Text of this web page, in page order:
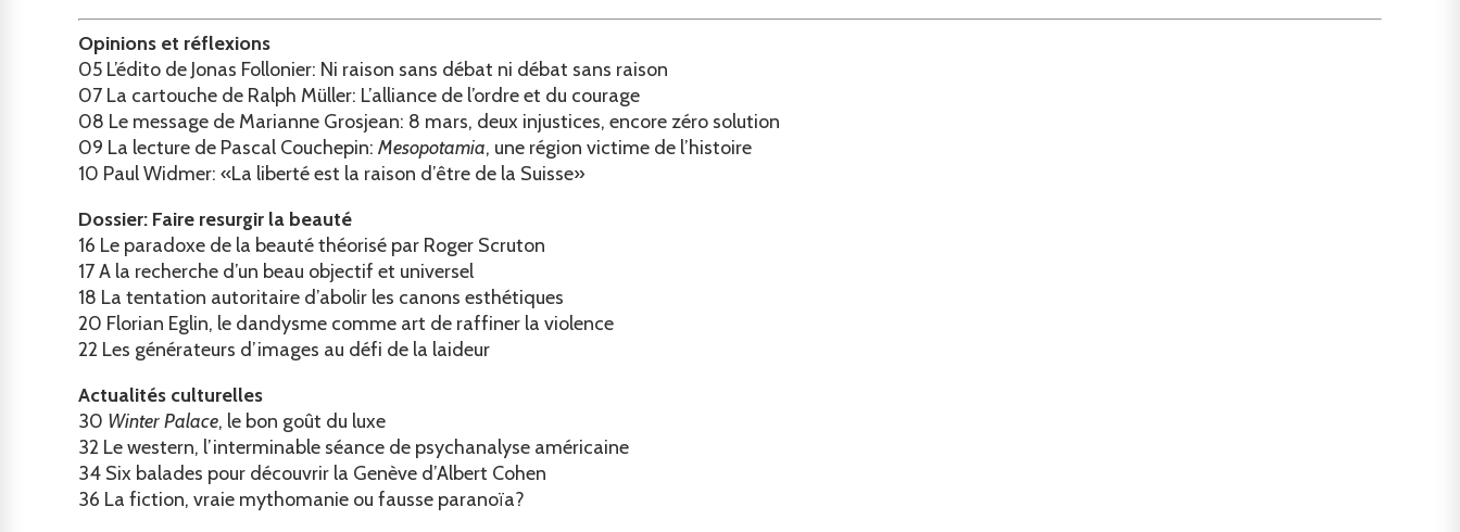
Opinions et réflexions
05 L’édito de Jonas Follonier: Ni raison sans débat ni débat sans raison
07 La cartouche de Ralph Müller: L’alliance de l’ordre et du courage
08 Le message de Marianne Grosjean: 8 mars, deux injustices, encore zéro solution
09 La lecture de Pascal Couchepin:Mesopotamia, une région victime de l’histoire
10 Paul Widmer: «La liberté est la raison d’être de la Suisse»
Dossier: Faire resurgir la beauté
16 Le paradoxe de la beauté théorisé par Roger Scruton
17A la recherche d’un beau objectif et universel
18 La tentation autoritaire d’abolir les canons esthétiques
20 Florian Eglin, le dandysme comme art de raffiner la violence
22 Les générateurs d’images au défi de la laideur
Actualités culturelles
30 Winter Palace, le bon goût du luxe
32 Le western, l’interminable séance de psychanalyse américaine
34 Six balades pour découvrir la Genève d’Albert Cohen
36 La fiction, vraie mythomanie ou fausse paranoïa?